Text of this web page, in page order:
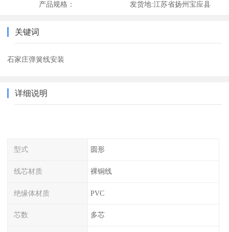
产品规格： 发货地:江苏省扬州宝应县
关键词
石家庄弹簧线安装
详细说明
型式 圆形
线芯材质 裸铜线
绝缘体材质 PVC
芯数 多芯